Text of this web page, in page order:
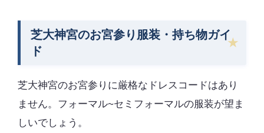
芝大神宮のお宮参り服装・持ち物ガイ
ド
芝大神宮のお宮参りに厳格なドレスコードはあり
ません。フォーマル~セミフォーマルの服装が望ま
しいでしょう。